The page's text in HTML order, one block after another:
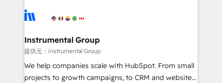
teams has worked with clients just like you Let’s
explore whether S2 is the partner you’ve been
Elite Partners with 10+ years of HubSpot experience
Premier Partner 2023 🌟5 HubSpot Accreditations 🌟
Won HubSpot Theme Challenge 2021 🌟INBOUND’19
HubSpot Rising Star Why us? Harnessing the full
potential of the powerful HubSpot CRM. ✔️A team of
Instrumental Group
提供元：Instrumental Group
We help companies scale with HubSpot. From small
projects to growth campaigns, to CRM and websites.